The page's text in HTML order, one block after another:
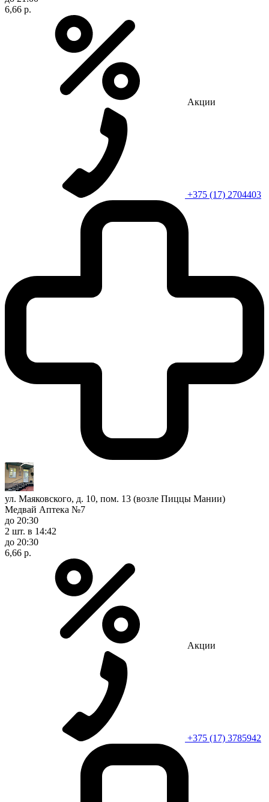
6,66 р.
Акции
+375 (17) 2704403
ул. Маяковского, д. 10, пом. 13 (возле Пиццы Мании)
Медвай Аптека №7
до 20:30
2 шт. в 14:42
до 20:30
6,66 р.
Акции
+375 (17) 3785942